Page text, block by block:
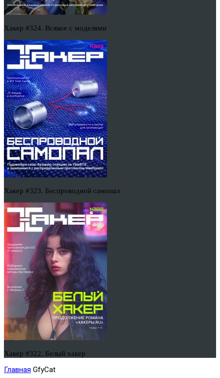
Хакер #324. Всякое с моделями
Хакер #323. Беспроводной самопал
Хакер #322. Белый хакер
Главная GfyCat